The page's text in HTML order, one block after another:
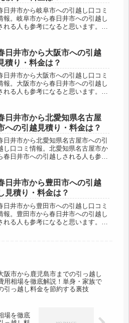
日井市から岐阜市への引越し口コミ
報。岐阜市から春日井市への引越し
れる人も参考になると思います。春
。）片道で１時間前後の範囲なので
体の人はその日のうちに引越しは完
...
日井市から大阪市への引越
積り・料金は？
日井市から大阪市への引越し口コミ
報。大阪市から春日井市への引越し
れる人も参考になると思います。春
。）片道で2時間はかかる範囲です
、その日のうちに引越しを終えら
...
日井市から北愛知県名古屋
への引越見積り・料金は？
日井市から北愛知県名古屋市への引
し口コミ情報。北愛知県名古屋市か
春日井市への引越しされる人も参考
越しは完了するでしょう。代金も格
の業者さんがあると思います。単身
...
日井市から豊田市への引越
見積り・料金は？
日井市から豊田市への引越し口コミ
報。豊田市から春日井市への引越し
れる人も参考になると思います。春
阪市から鹿児島市までの引っ越し
用相場を徹底解説！単身・家族で
引っ越し料金を節約する裏技
場を徹底